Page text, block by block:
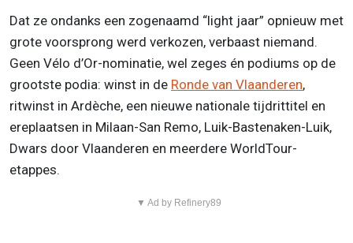
Dat ze ondanks een zogenaamd “light jaar” opnieuw met
grote voorsprong werd verkozen, verbaast niemand.
Geen Vélo d’Or-nominatie, wel zeges én podiums op de
grootste podia: winst in de Ronde van Vlaanderen,
ritwinst in Ardèche, een nieuwe nationale tijdrittitel en
ereplaatsen in Milaan-San Remo, Luik-Bastenaken-Luik,
Dwars door Vlaanderen en meerdere WorldTour-
etappes.
▼ Ad by Refinery89